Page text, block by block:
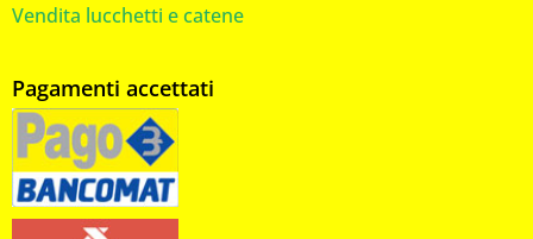
Vendita lucchetti e catene
Pagamenti accettati